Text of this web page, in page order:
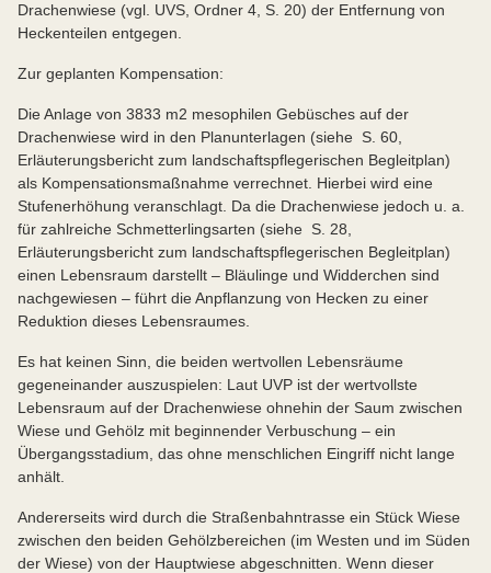
Drachenwiese (vgl. UVS, Ordner 4, S. 20) der Entfernung von
Heckenteilen entgegen.
Zur geplanten Kompensation:
Die Anlage von 3833 m2 mesophilen Gebüsches auf der
Drachenwiese wird in den Planunterlagen (siehe S. 60,
Erläuterungsbericht zum landschaftspflegerischen Begleitplan)
als Kompensationsmaßnahme verrechnet. Hierbei wird eine
Stufenerhöhung veranschlagt. Da die Drachenwiese jedoch u. a.
für zahlreiche Schmetterlingsarten (siehe S. 28,
Erläuterungsbericht zum landschaftspflegerischen Begleitplan)
einen Lebensraum darstellt – Bläulinge und Widderchen sind
nachgewiesen – führt die Anpflanzung von Hecken zu einer
Reduktion dieses Lebensraumes.
Es hat keinen Sinn, die beiden wertvollen Lebensräume
gegeneinander auszuspielen: Laut UVP ist der wertvollste
Lebensraum auf der Drachenwiese ohnehin der Saum zwischen
Wiese und Gehölz mit beginnender Verbuschung – ein
Übergangsstadium, das ohne menschlichen Eingriff nicht lange
anhält.
Andererseits wird durch die Straßenbahntrasse ein Stück Wiese
zwischen den beiden Gehölzbereichen (im Westen und im Süden
der Wiese) von der Hauptwiese abgeschnitten. Wenn dieser